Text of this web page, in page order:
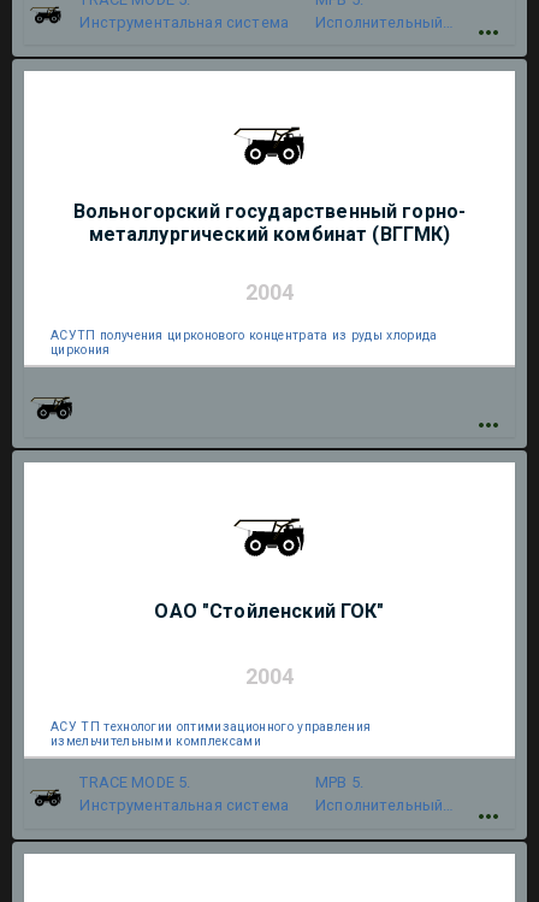
Инструментальная система
Исполнительный
Вольногорский государственный горно-
металлургический комбинат (ВГГМК)
2004
АСУТП получения цирконового концентрата из руды хлорида
циркония
ОАО "Стойленский ГОК"
2004
АСУ ТП технологии оптимизационного управления
измельчительными комплексами
TRACE MODE 5.
Инструментальная система
МРВ 5.
Исполнительный